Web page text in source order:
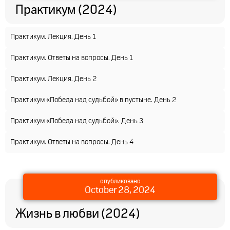
Практикум (2024)
Практикум. Лекция. День 1
Практикум. Ответы на вопросы. День 1
Практикум. Лекция. День 2
Практикум «Победа над судьбой» в пустыне. День 2
Практикум «Победа над судьбой». День 3
Практикум. Ответы на вопросы. День 4
опубликовано
October 28, 2024
Жизнь в любви (2024)